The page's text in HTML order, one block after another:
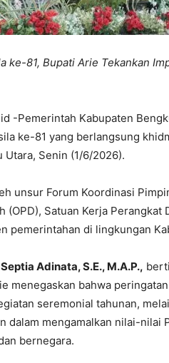
ke-81, Bupati Arie Tekankan
-Pemerintah Kabupaten
ke-81 yang berlangsung
Utara, Senin (1/6/2026).
unsur Forum Koordinasi
(OPD), Satuan Kerja
pemerintahan di lingkungan
Adinata, S.E., M.A.P.,
menegaskan bahwa
seremonial tahunan,
dalam mengamalkan nilai-nilai
bernegara.